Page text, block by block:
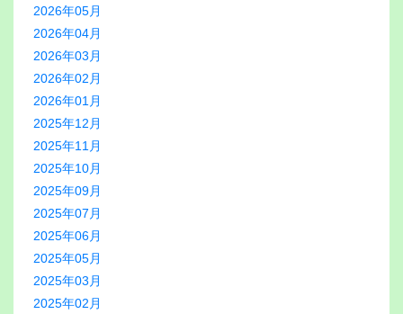
2026年05月
2026年04月
2026年03月
2026年02月
2026年01月
2025年12月
2025年11月
2025年10月
2025年09月
2025年07月
2025年06月
2025年05月
2025年03月
2025年02月